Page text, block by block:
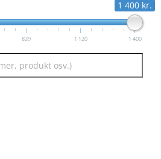
1 400 kr.
839 1 120 1 400